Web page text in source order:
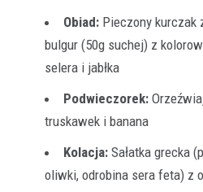
Obiad: Pieczony kurczak
bulgur (50g suchej) z
selera i jabłka
Podwieczorek:
truskawek i banana
Kolacja: Sałatka grecka
oliwki, odrobina sera feta) z